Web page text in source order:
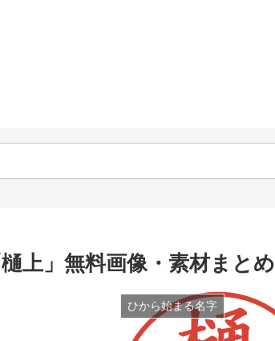
上」無料画像・素材まとめ
ひから始まる名字